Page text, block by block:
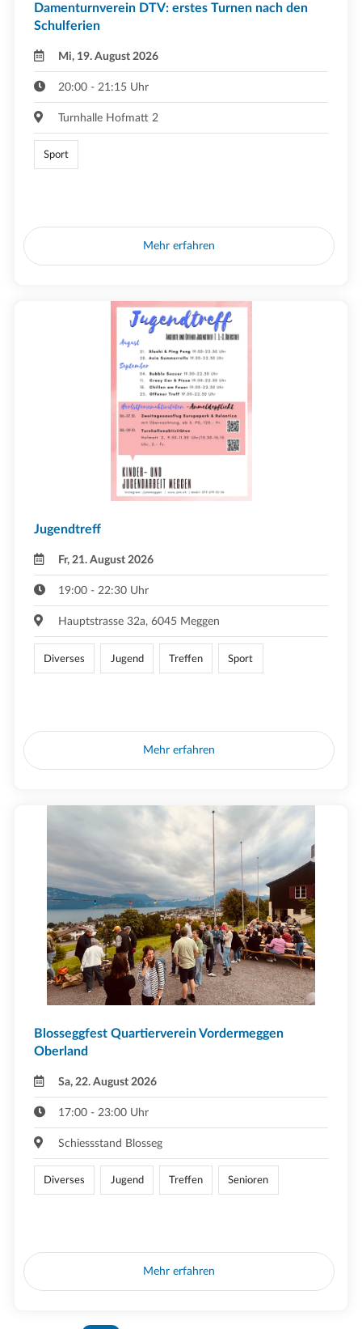
Damenturnverein DTV: erstes Turnen nach den
Schulferien
Mi, 19. August 2026
20:00 - 21:15 Uhr
Turnhalle Hofmatt 2
Sport
Mehr erfahren
Jugendtreff
Fr, 21. August 2026
19:00 - 22:30 Uhr
Hauptstrasse 32a, 6045 Meggen
Diverses Jugend Treffen Sport
Mehr erfahren
Blosseggfest Quartierverein Vordermeggen
Oberland
Sa, 22. August 2026
17:00 - 23:00 Uhr
Schiessstand Blosseg
Diverses Jugend Treffen Senioren
Mehr erfahren